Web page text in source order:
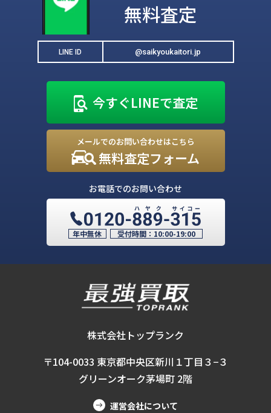
無料査定
LINE ID @saikyoukaitori.jp
今すぐLINEで査定
メールでのお問い合わせはこちら
無料査定フォーム
お電話でのお問い合わせ
年中無休 受付時間： 10:00-19:00
株式会社トップランク
〒104-0033 東京都中央区新川１丁目３−３
グリーンオーク茅場町 2階
運営会社について